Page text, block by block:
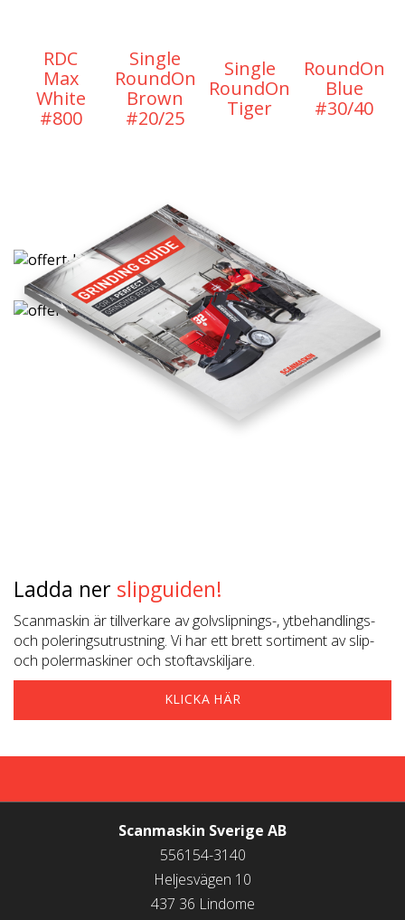
RDC
Max
White
#800
Single
RoundOn
Brown
#20/25
Single
RoundOn
Tiger
RoundOn
Blue
#30/40
Ladda ner slipguiden!
Scanmaskin är tillverkare av golvslipnings-, ytbehandlings-
och poleringsutrustning. Vi har ett brett sortiment av slip-
och polermaskiner och stoftavskiljare.
KLICKA HÄR
KONTAKTA OSS
Scanmaskin Sverige AB
556154-3140
Heljesvägen 10
437 36 Lindome